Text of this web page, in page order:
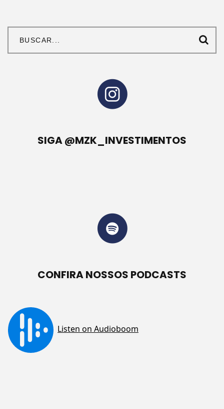
SIGA @MZK_INVESTIMENTOS
CONFIRA NOSSOS PODCASTS